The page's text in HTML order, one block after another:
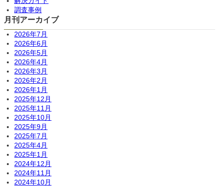
調査事例
月刊アーカイブ
2026年7月
2026年6月
2026年5月
2026年4月
2026年3月
2026年2月
2026年1月
2025年12月
2025年11月
2025年10月
2025年9月
2025年7月
2025年4月
2025年1月
2024年12月
2024年11月
2024年10月